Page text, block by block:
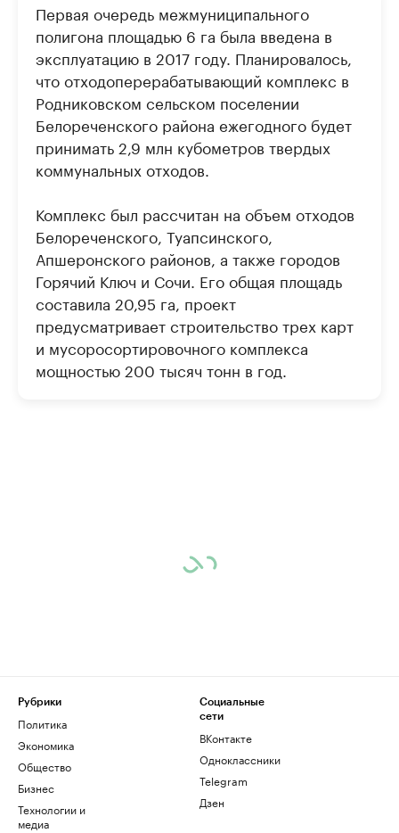
Первая очередь межмуниципального
полигона площадью 6 га была введена в
эксплуатацию в 2017 году. Планировалось,
что отходоперерабатывающий комплекс в
Родниковском сельском поселении
Белореченского района ежегодного будет
принимать 2,9 млн кубометров твердых
коммунальных отходов.
Комплекс был рассчитан на объем отходов
Белореченского, Туапсинского,
Апшеронского районов, а также городов
Горячий Ключ и Сочи. Его общая площадь
составила 20,95 га, проект
предусматривает строительство трех карт
и мусоросортировочного комплекса
мощностью 200 тысяч тонн в год.
Рубрики
Политика
Экономика
Общество
Бизнес
Технологии и
медиа
Социальные
сети
ВКонтакте
Одноклассники
Telegram
Дзен